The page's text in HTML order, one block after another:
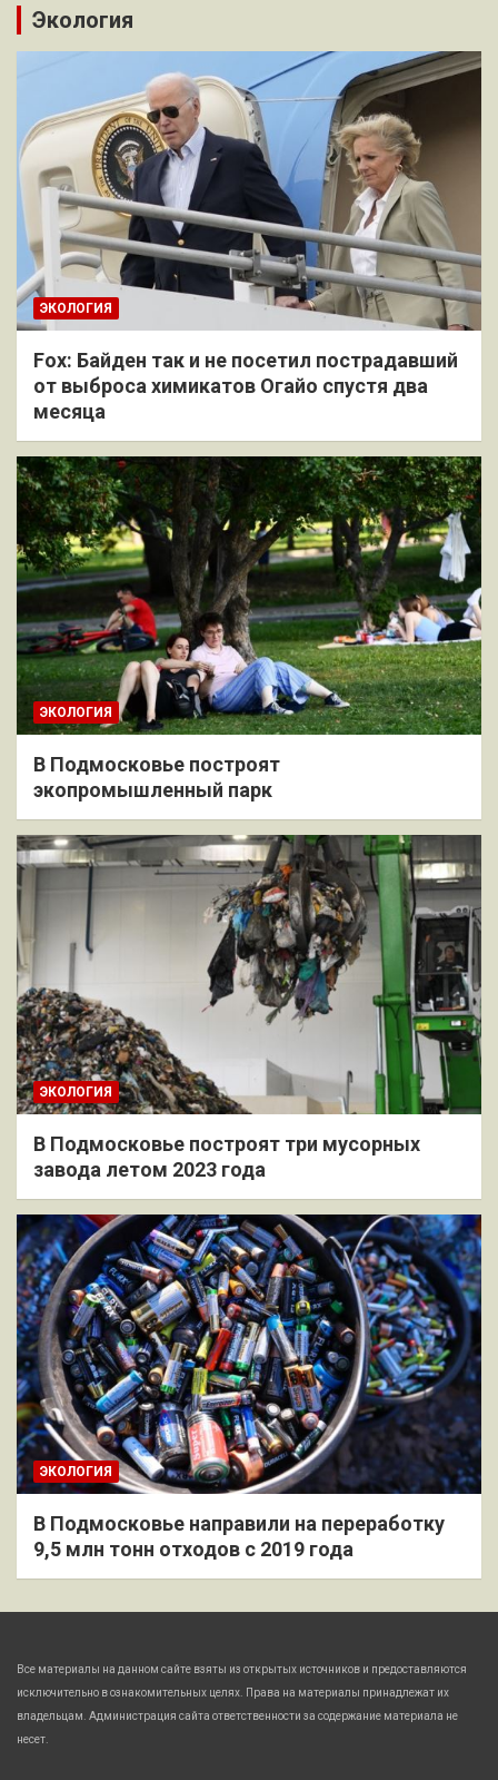
Экология
ЭКОЛОГИЯ
Fox: Байден так и не посетил пострадавший
от выброса химикатов Огайо спустя два
месяца
ЭКОЛОГИЯ
В Подмосковье построят
экопромышленный парк
ЭКОЛОГИЯ
В Подмосковье построят три мусорных
завода летом 2023 года
ЭКОЛОГИЯ
В Подмосковье направили на переработку
9,5 млн тонн отходов с 2019 года
Все материалы на данном сайте взяты из открытых источников и предоставляются
исключительно в ознакомительных целях. Права на материалы принадлежат их
владельцам. Администрация сайта ответственности за содержание материала не
несет.